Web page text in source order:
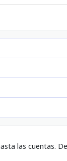
las cuentas.